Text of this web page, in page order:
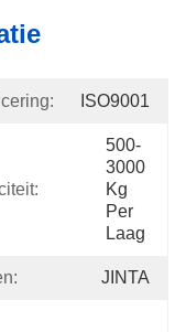
ISO9001
500-
3000
Kg
Per
Laag
JINTA